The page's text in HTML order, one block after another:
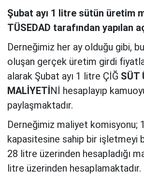
Şubat ayı 1 litre sütün üretim
TÜSEDAD tarafından yapılan
Derneğimiz her ay olduğu gibi,
oluşan gerçek üretim girdi
alarak Şubat ayı 1 litre ÇİĞ SÜT
MALİYETİNİ hesaplayıp
paylaşmaktadır.
Derneğimiz maliyet komisyonu;
kapasitesine sahip bir işletmeyi
28 litre üzerinden hesapladığı
litre üzerinden hesaplamaktadır.